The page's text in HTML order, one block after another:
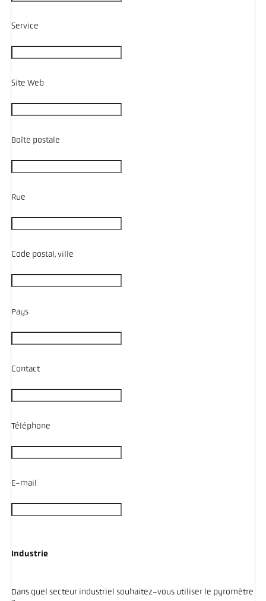
Service
Site Web
Boîte postale
Rue
Code postal, ville
Pays
Contact
Téléphone
E-mail
Industrie
Dans quel secteur industriel souhaitez-vous utiliser le pyromètre